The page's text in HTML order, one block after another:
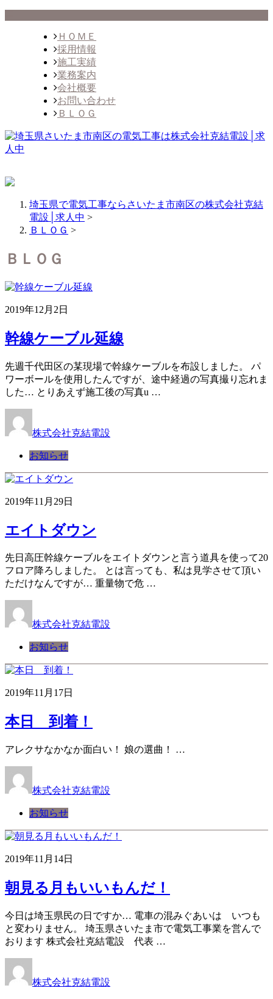
ＨＯＭＥ
採用情報
施工実績
業務案内
会社概要
お問い合わせ
ＢＬＯＧ
埼玉県で電気工事ならさいたま市南区の株式会社克結
電設│求人中 >
ＢＬＯＧ >
ＢＬＯＧ
2019年12月2日
幹線ケーブル延線
先週千代田区の某現場で幹線ケーブルを布設しました。 パ
ワーボールを使用したんですが、途中経過の写真撮り忘れま
した… とりあえず施工後の写真u …
株式会社克結電設
お知らせ
2019年11月29日
エイトダウン
先日高圧幹線ケーブルをエイトダウンと言う道具を使って20
フロア降ろしました。 とは言っても、私は見学させて頂い
ただけなんですが… 重量物で危 …
株式会社克結電設
お知らせ
2019年11月17日
本日 到着！
アレクサなかなか面白い！ 娘の選曲！ …
株式会社克結電設
お知らせ
2019年11月14日
朝見る月もいいもんだ！
今日は埼玉県民の日ですか… 電車の混みぐあいは いつも
と変わりません。 埼玉県さいたま市で電気工事業を営んで
おります 株式会社克結電設 代表 …
株式会社克結電設